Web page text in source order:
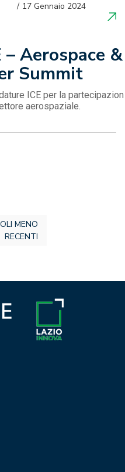
– Aerospace &
Summit
17 Gennaio 2024
ICE per la partecipazion
aerospaziale.
MENO
RECENTI